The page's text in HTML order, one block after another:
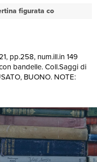
figurata co
pp.258, num.ill.in 149
bandelle. Coll.Saggi di
BUONO. NOTE: